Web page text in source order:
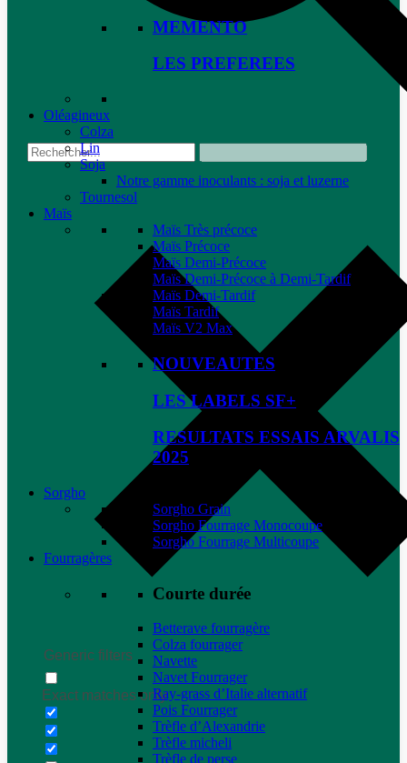
Generic filters
Exact matches only
MEMENTO
LES PREFEREES
Oléagineux
Colza
Lin
Soja
Notre gamme inoculants : soja et luzerne
Tournesol
Maïs
Maïs Très précoce
Maïs Précoce
Maïs Demi-Précoce
Maïs Demi-Précoce à Demi-Tardif
Maïs Demi-Tardif
Maïs Tardif
Maïs V2 Max
NOUVEAUTES
LES LABELS SF+
RESULTATS ESSAIS ARVALIS
2025
Sorgho
Sorgho Grain
Sorgho Fourrage Monocoupe
Sorgho Fourrage Multicoupe
Fourragères
Courte durée
Betterave fourragère
Colza fourrager
Navette
Navet Fourrager
Ray-grass d’Italie alternatif
Pois Fourrager
Trèfle d’Alexandrie
Trèfle micheli
Trèfle de perse